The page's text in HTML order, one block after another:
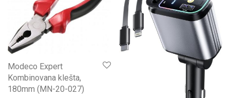
Modeco Expert
Kombinovana klešta,
180mm (MN-20-027)